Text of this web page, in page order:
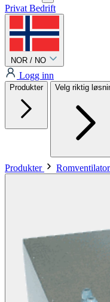
Privat Bedrift
NOR / NO
Logg inn
Produkter Velg riktig
Produkter